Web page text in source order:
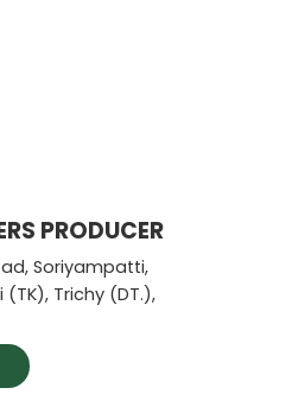
PRODUCER
Soriyampatti,
Trichy (DT.),